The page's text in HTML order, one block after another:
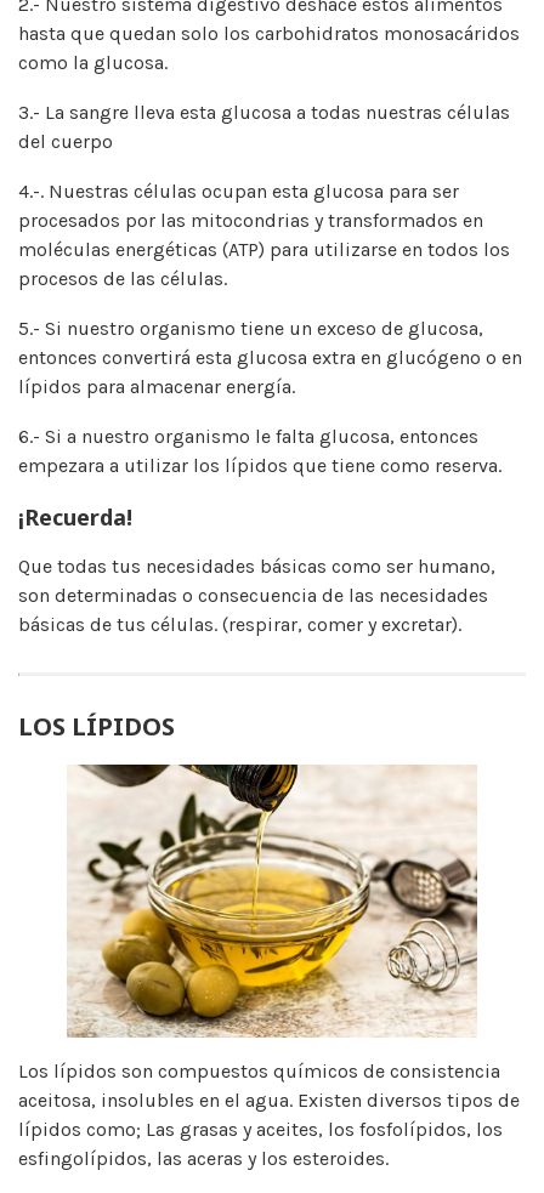
hasta que quedan solo los carbohidratos monosacáridos
como la glucosa.
3.- La sangre lleva esta glucosa a todas nuestras células
del cuerpo
4.-. Nuestras células ocupan esta glucosa para ser
procesados por las mitocondrias y transformados en
moléculas energéticas (ATP) para utilizarse en todos los
procesos de las células.
5.- Si nuestro organismo tiene un exceso de glucosa,
entonces convertirá esta glucosa extra en glucógeno o en
lípidos para almacenar energía.
6.- Si a nuestro organismo le falta glucosa, entonces
empezara a utilizar los lípidos que tiene como reserva.
¡Recuerda!
Que todas tus necesidades básicas como ser humano,
son determinadas o consecuencia de las necesidades
básicas de tus células. (respirar, comer y excretar).
LOS LÍPIDOS
Los lípidos son compuestos químicos de consistencia
aceitosa, insolubles en el agua. Existen diversos tipos de
lípidos como; Las grasas y aceites, los fosfolípidos, los
esfingolípidos, las aceras y los esteroides.